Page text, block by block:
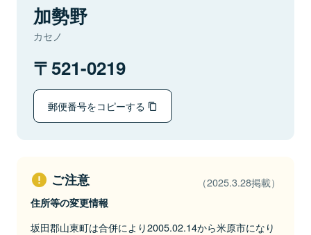
加勢野
カセノ
521-0219
郵便番号をコピーする
ご注意 （2025.3.28掲載）
住所等の変更情報
坂田郡山東町は合併により2005.02.14から米原市になり